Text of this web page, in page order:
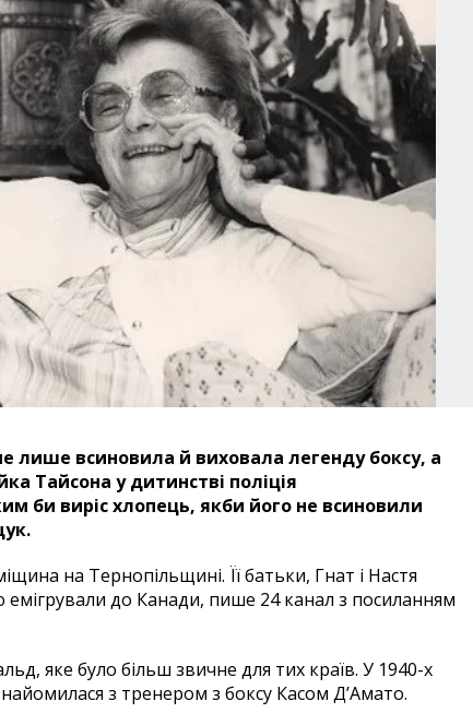
лише всиновила й виховала легенду боксу, а
Тайсона у дитинстві поліція
би виріс хлопець, якби його не всиновили
на Тернопільщині. Її батьки, Гнат і Настя
до Канади, пише 24 канал з посиланням
яке було більш звичне для тих країв. У 1940-х
з тренером з боксу Касом Д’Амато.